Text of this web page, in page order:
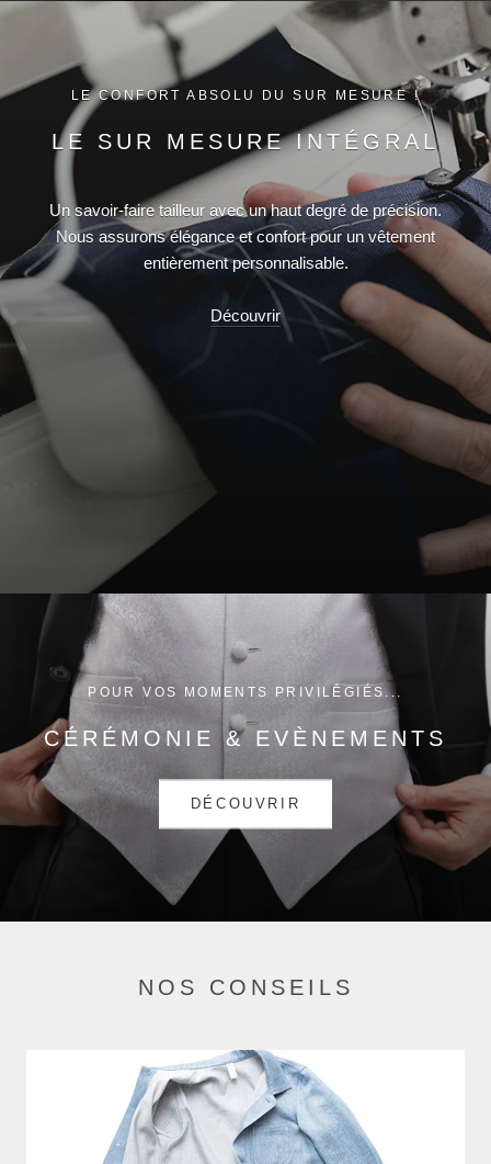
LE CONFORT ABSOLU DU SUR MESURE !
LE SUR MESURE INTÉGRAL
Un savoir-faire tailleur avec un haut degré de précision.
Nous assurons élégance et confort pour un vêtement
entièrement personnalisable.
Découvrir
POUR VOS MOMENTS PRIVILÉGIÉS...
CÉRÉMONIE & EVÈNEMENTS
DÉCOUVRIR
NOS CONSEILS